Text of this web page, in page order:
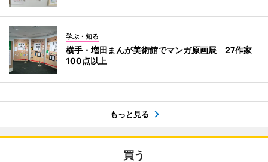
学ぶ・知る
横手・増田まんが美術館でマンガ原画展 27作家
100点以上
もっと見る
買う